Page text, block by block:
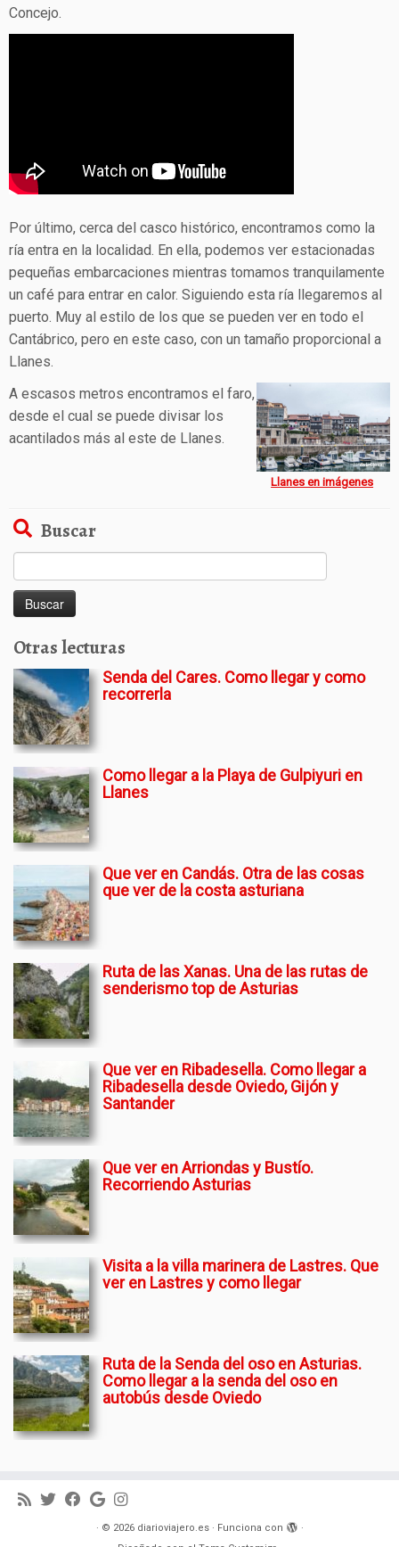
Concejo.
Por último, cerca del casco histórico, encontramos como la
ría entra en la localidad. En ella, podemos ver estacionadas
pequeñas embarcaciones mientras tomamos tranquilamente
un café para entrar en calor. Siguiendo esta ría llegaremos al
puerto. Muy al estilo de los que se pueden ver en todo el
Cantábrico, pero en este caso, con un tamaño proporcional a
Llanes.
Llanes en imágenes
A escasos metros encontramos el faro,
desde el cual se puede divisar los
acantilados más al este de Llanes.
Buscar
Otras lecturas
Senda del Cares. Como llegar y como
recorrerla
Como llegar a la Playa de Gulpiyuri en
Llanes
Que ver en Candás. Otra de las cosas
que ver de la costa asturiana
Ruta de las Xanas. Una de las rutas de
senderismo top de Asturias
Que ver en Ribadesella. Como llegar a
Ribadesella desde Oviedo, Gijón y
Santander
Que ver en Arriondas y Bustío.
Recorriendo Asturias
Visita a la villa marinera de Lastres. Que
ver en Lastres y como llegar
Ruta de la Senda del oso en Asturias.
Como llegar a la senda del oso en
autobús desde Oviedo
· © 2026 diarioviajero.es· Funciona con
·